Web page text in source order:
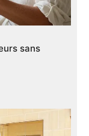
sans